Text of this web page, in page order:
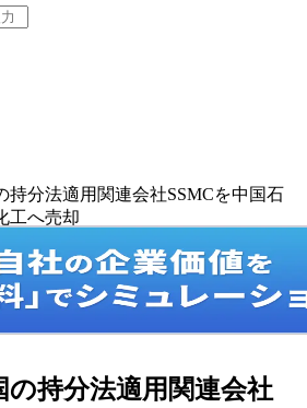
持分法適用関連会社SSMCを中国石
工へ売却
の持分法適用関連会社